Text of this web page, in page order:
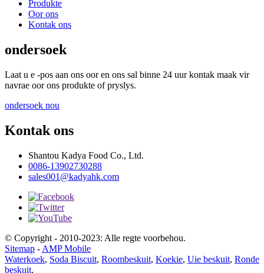
Produkte
Oor ons
Kontak ons
ondersoek
Laat u e -pos aan ons oor en ons sal binne 24 uur kontak maak vir
navrae oor ons produkte of pryslys.
ondersoek nou
Kontak ons
Shantou Kadya Food Co., Ltd.
0086-13902730288
sales001@kadyahk.com
© Copyright - 2010-2023: Alle regte voorbehou.
Sitemap - AMP Mobile
Waterkoek, Soda Biscuit, Roombeskuit, Koekie, Uie beskuit, Ronde
beskuit,